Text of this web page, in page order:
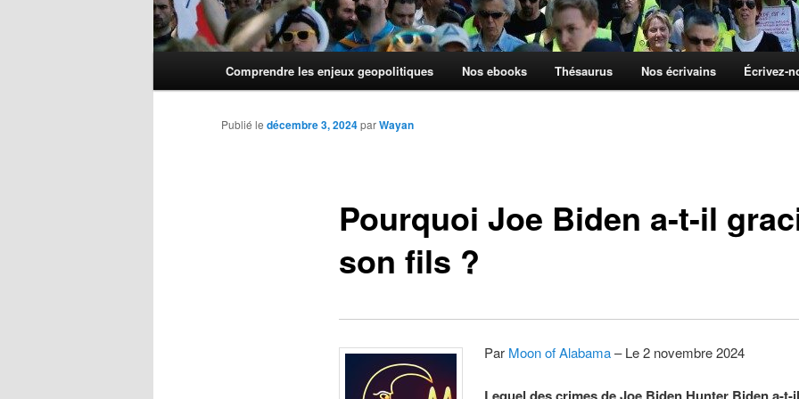
Comprendre les enjeux geopolitiques Nos ebooks Thésaurus Nos écrivains Écrivez-
Pourquoi Joe Biden a-t-il
son fils ?
Publié le décembre 3, 2024parWayan
Par Moon of Alabama– Le 2 novembre 2024